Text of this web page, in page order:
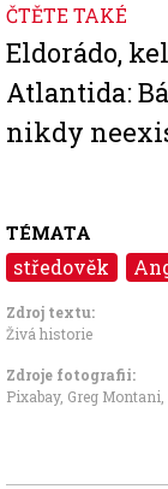
ČTĚTE TAKÉ
Eldorádo,
Atlantida:
nikdy
TÉMATA
středověk
Zdroj textu:
Živá historie
Zdroje fotografii:
Pixabay, Greg Montani